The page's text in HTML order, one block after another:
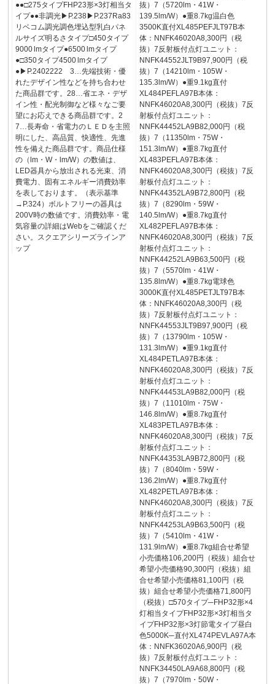
●●□275タイプFHP23形×3灯相当タ
イプ●●非調光▶P.238▶P.237Ra83
リベコム調光調色埋込型乳白パネ
ルサイズ明るさタイプ□450タイプ
9000 lmタイプ●6500 lmタイプ
●□350タイプ4500 lmタイプ
●▶P.2402222 3…先端技術・優
れたデザイン性などを持ち合わせ
た商品群です。28…省エネ・デザ
イン性・配光制御など様々なご要
望にお応えできる商品群です。2
7…長寿命・省電力のＬＥＤを主照
明にした、高品質、快適性、先進
性を備えた商品群です。商品仕様
の（lm・W・lm/W）の数値は、
LED器具から放出される光束、消
費電力、固有エネルギー消費効率
を表しております。（表示基準
→P.324）ボルトフリーの器具は
200V時の数値です。消費効率・電
気容量の詳細はWebをご確認くだ
さい。スクエアシリーズラインア
ップ
抜）7（5720lm・41W・
139.5lm/W）●重8.7kg温白色
3500K直付XL485PEFJLT97B本
体：NNFK46020A8,300円（税
抜）7反射板付点灯ユニット：
NNFK44552JLT9B97,900円（税
抜）7（14210lm・105W・
135.3lm/W）●重9.1kg直付
XL484PEFLA97B本体：
NNFK46020A8,300円（税抜）7反
射板付点灯ユニット：
NNFK44452LA9B82,000円（税
抜）7（11350lm・75W・
151.3lm/W）●重8.7kg直付
XL483PEFLA97B本体：
NNFK46020A8,300円（税抜）7反
射板付点灯ユニット：
NNFK44352LA9B72,800円（税
抜）7（8290lm・59W・
140.5lm/W）●重8.7kg直付
XL482PEFLA97B本体：
NNFK46020A8,300円（税抜）7反
射板付点灯ユニット：
NNFK44252LA9B63,500円（税
抜）7（5570lm・41W・
135.8lm/W）●重8.7kg電球色
3000K直付XL485PETJLT97B本
体：NNFK46020A8,300円（税
抜）7反射板付点灯ユニット：
NNFK44553JLT9B97,900円（税
抜）7（13790lm・105W・
131.3lm/W）●重9.1kg直付
XL484PETLA97B本体：
NNFK46020A8,300円（税抜）7反
射板付点灯ユニット：
NNFK44453LA9B82,000円（税
抜）7（11010lm・75W・
146.8lm/W）●重8.7kg直付
XL483PETLA97B本体：
NNFK46020A8,300円（税抜）7反
射板付点灯ユニット：
NNFK44353LA9B72,800円（税
抜）7（8040lm・59W・
136.2lm/W）●重8.7kg直付
XL482PETLA97B本体：
NNFK46020A8,300円（税抜）7反
射板付点灯ユニット：
NNFK44253LA9B63,500円（税
抜）7（5410lm・41W・
131.9lm/W）●重8.7kg組合せ希望
小売価格106,200円（税抜）組合せ
希望小売価格90,300円（税抜）組
合せ希望小売価格81,100円（税
抜）組合せ希望小売価格71,800円
（税抜）□570タイプ─FHP32形×4
灯相当タイプFHP32形×3灯相当タ
イプFHP32形×3灯節電タイプ昼白
色5000K─直付XL474PEVLA97A本
体：NNFK36020A6,900円（税
抜）7反射板付点灯ユニット：
NNFK34450LA9A68,800円（税
抜）7（7970lm・50W・